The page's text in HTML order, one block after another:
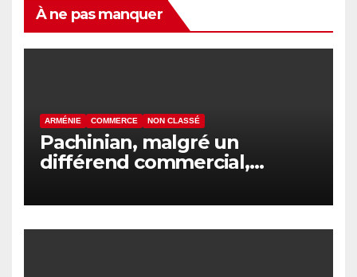
À ne pas manquer
ARMÉNIE COMMERCE NON CLASSÉ
Pachinian, malgré un
différend commercial,
Conseil intergouvernemental